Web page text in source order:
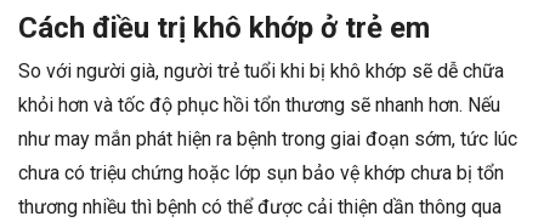
Cách điều trị khô khớp ở trẻ em
So với người già, người trẻ tuổi khi bị khô khớp sẽ dễ chữa
khỏi hơn và tốc độ phục hồi tổn thương sẽ nhanh hơn. Nếu
như may mắn phát hiện ra bệnh trong giai đoạn sớm, tức lúc
chưa có triệu chứng hoặc lớp sụn bảo vệ khớp chưa bị tổn
thương nhiều thì bệnh có thể được cải thiện dần thông qua